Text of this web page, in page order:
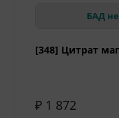
БАД
[348] Цитрат
₽ 1 872